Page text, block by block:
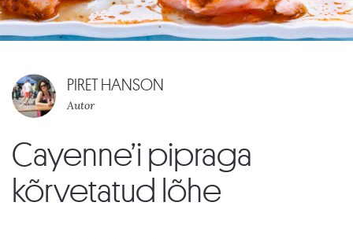
PIRET HANSON
Autor
Cayenne’i pipraga
kõrvetatud lõhe